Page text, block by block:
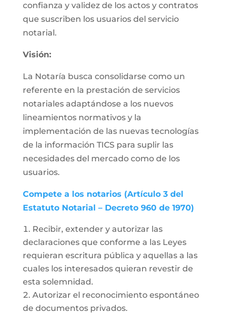
confianza y validez de los actos y contratos
que suscriben los usuarios del servicio
notarial.
Visión:
La Notaría busca consolidarse como un
referente en la prestación de servicios
notariales adaptándose a los nuevos
lineamientos normativos y la
implementación de las nuevas tecnologías
de la información TICS para suplir las
necesidades del mercado como de los
usuarios.
Compete a los notarios (Artículo 3 del
Estatuto Notarial – Decreto 960 de 1970)
Recibir, extender y autorizar las
declaraciones que conforme a las Leyes
requieran escritura pública y aquellas a las
cuales los interesados quieran revestir de
esta solemnidad.
Autorizar el reconocimiento espontáneo
de documentos privados.